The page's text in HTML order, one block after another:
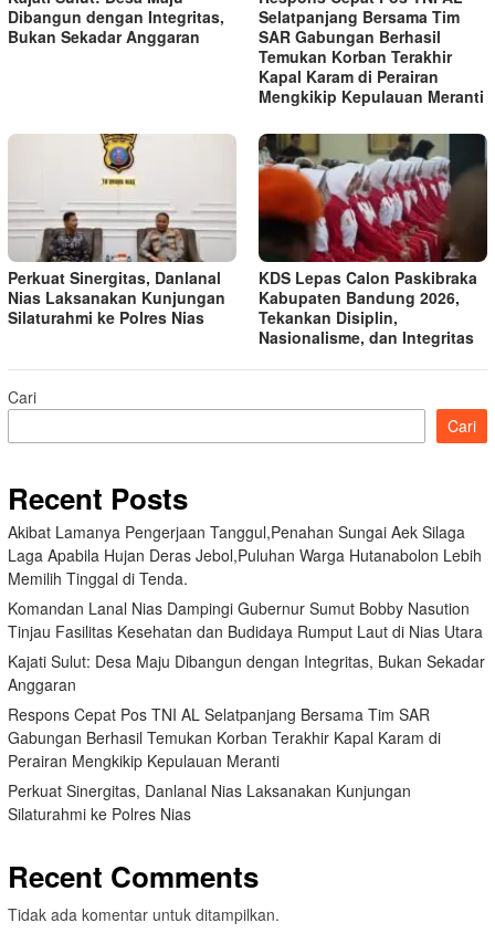
Dibangun dengan Integritas,
Bukan Sekadar Anggaran
Selatpanjang Bersama Tim
SAR Gabungan Berhasil
Temukan Korban Terakhir
Kapal Karam di Perairan
Mengkikip Kepulauan Meranti
Perkuat Sinergitas, Danlanal
Nias Laksanakan Kunjungan
Silaturahmi ke Polres Nias
KDS Lepas Calon Paskibraka
Kabupaten Bandung 2026,
Tekankan Disiplin,
Nasionalisme, dan Integritas
Cari
Cari
Recent Posts
Akibat Lamanya Pengerjaan Tanggul,Penahan Sungai Aek Silaga
Laga Apabila Hujan Deras Jebol,Puluhan Warga Hutanabolon Lebih
Memilih Tinggal di Tenda.
Komandan Lanal Nias Dampingi Gubernur Sumut Bobby Nasution
Tinjau Fasilitas Kesehatan dan Budidaya Rumput Laut di Nias Utara
Kajati Sulut: Desa Maju Dibangun dengan Integritas, Bukan Sekadar
Anggaran
Respons Cepat Pos TNI AL Selatpanjang Bersama Tim SAR
Gabungan Berhasil Temukan Korban Terakhir Kapal Karam di
Perairan Mengkikip Kepulauan Meranti
Perkuat Sinergitas, Danlanal Nias Laksanakan Kunjungan
Silaturahmi ke Polres Nias
Recent Comments
Tidak ada komentar untuk ditampilkan.